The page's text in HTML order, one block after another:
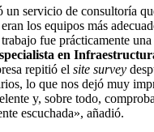
un servicio de consultoría
los equipos más
fue prácticamente
en
repitió el site survey
lo que nos dejó muy
y, sobre todo,
escuchada», añadió.